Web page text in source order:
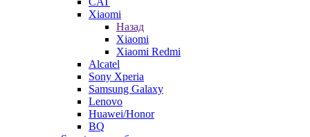
Xiaomi
Назад
Xiaomi
Xiaomi Redmi
Alcatel
Sony Xperia
Samsung Galaxy
Lenovo
Huawei/Honor
BQ